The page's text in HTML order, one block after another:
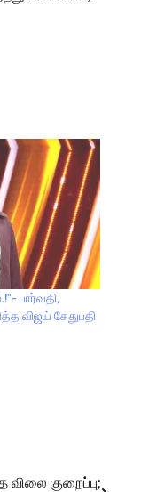
பார்வதி,
விஜய் சேதுபதி
குறைப்பு;